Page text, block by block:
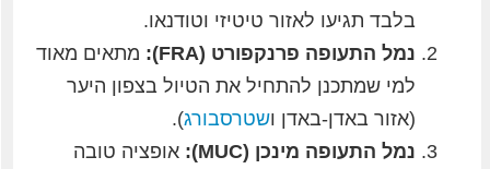
בלבד תגיעו לאזור טיטיזי וטודנאו.
נמל התעופה פרנקפורט (FRA):
מתאים מאוד
למי שמתכנן להתחיל את הטיול בצפון היער
(אזור באדן-באדן ושטרסבורג).
נמל התעופה מינכן (MUC):
אופציה טובה